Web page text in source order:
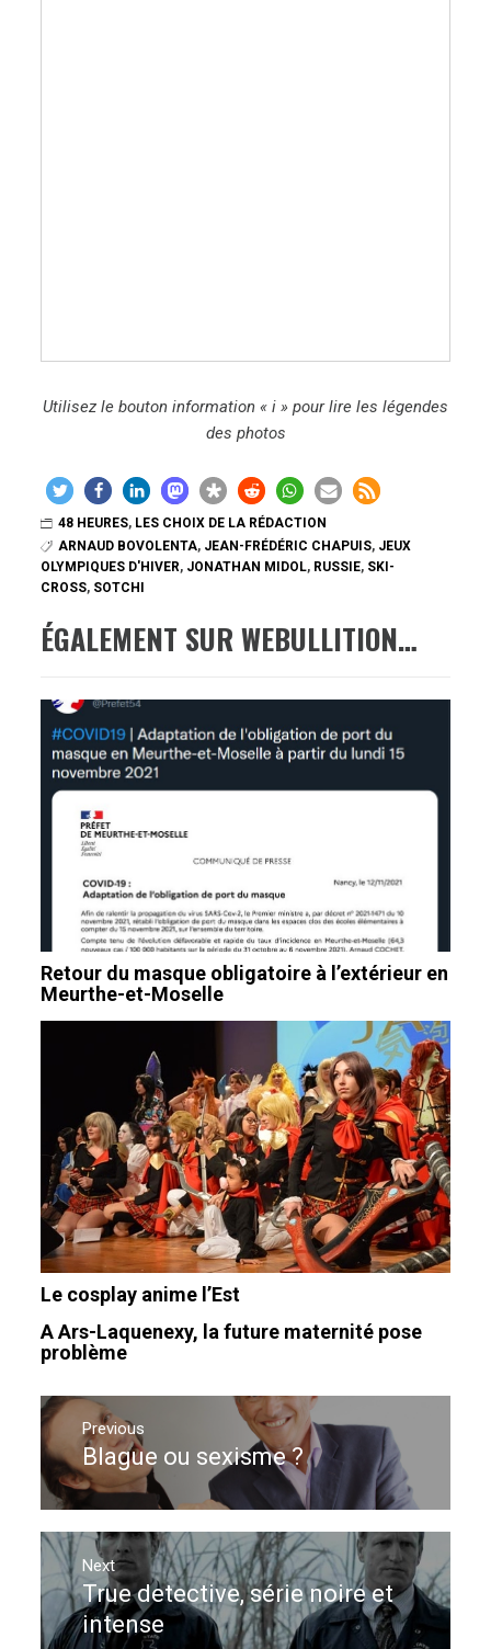
Utilisez le bouton information « i » pour lire les légendes
des photos
48 HEURES, LES CHOIX DE LA RÉDACTION
ARNAUD BOVOLENTA, JEAN-FRÉDÉRIC CHAPUIS, JEUX
OLYMPIQUES D'HIVER, JONATHAN MIDOL, RUSSIE, SKI-
CROSS, SOTCHI
ÉGALEMENT SUR WEBULLITION…
Retour du masque obligatoire à l’extérieur en
Meurthe-et-Moselle
Le cosplay anime l’Est
A Ars-Laquenexy, la future maternité pose
problème
Navigation
de
l’article
Previous
Previous
post:
Blague ou sexisme ?
Next
Next
post:
True detective, série noire et
intense